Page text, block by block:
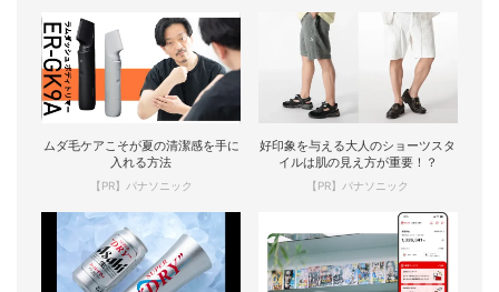
ムダ毛ケアこそが夏の清潔感を手に
入れる方法
【PR】パナソニック
好印象を与える大人のショーツスタ
イルは肌の見え方が重要！？
【PR】パナソニック